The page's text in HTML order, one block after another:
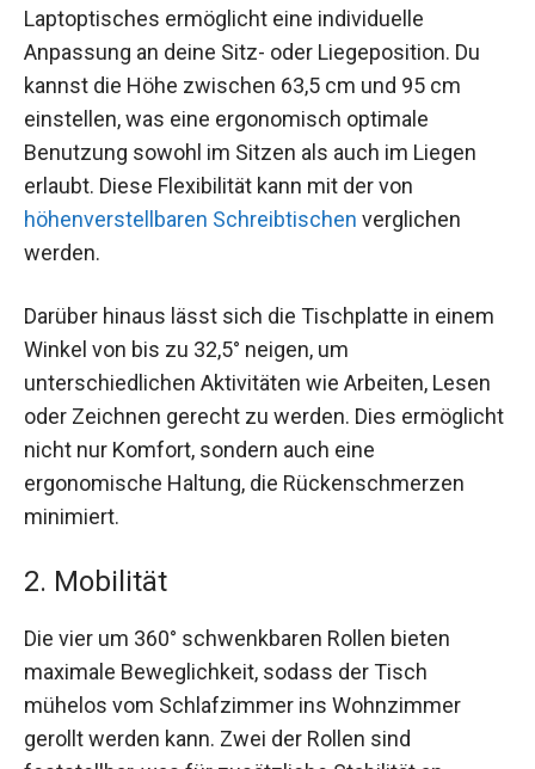
Laptoptisches ermöglicht eine individuelle
Anpassung an deine Sitz- oder Liegeposition. Du
kannst die Höhe zwischen 63,5 cm und 95 cm
einstellen, was eine ergonomisch optimale
Benutzung sowohl im Sitzen als auch im Liegen
erlaubt. Diese Flexibilität kann mit der von
höhenverstellbaren Schreibtischen verglichen
werden.
Darüber hinaus lässt sich die Tischplatte in einem
Winkel von bis zu 32,5° neigen, um
unterschiedlichen Aktivitäten wie Arbeiten, Lesen
oder Zeichnen gerecht zu werden. Dies ermöglicht
nicht nur Komfort, sondern auch eine
ergonomische Haltung, die Rückenschmerzen
minimiert.
2. Mobilität
Die vier um 360° schwenkbaren Rollen bieten
maximale Beweglichkeit, sodass der Tisch
mühelos vom Schlafzimmer ins Wohnzimmer
gerollt werden kann. Zwei der Rollen sind